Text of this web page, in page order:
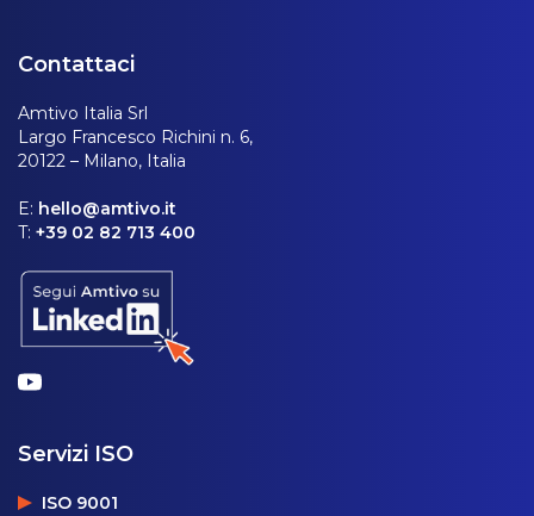
Contattaci
Amtivo Italia Srl
Largo Francesco Richini n. 6,
20122 – Milano, Italia
E: hello@amtivo.it
T: +39 02 82 713 400
Servizi ISO
ISO 9001